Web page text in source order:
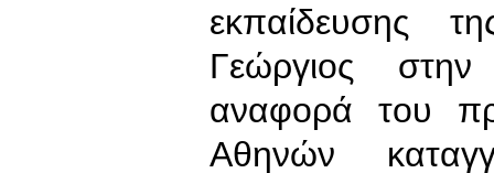
εκπαίδευσης
Γεώργιος
αναφορά του
Αθηνών